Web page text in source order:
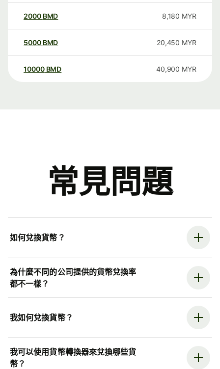
2000 BMD 8,180 MYR
5000 BMD 20,450 MYR
10000 BMD 40,900 MYR
常見問題
如何兌換貨幣？
為什麼不同的公司提供的貨幣兌換率
都不一樣？
我如何兌換貨幣？
我可以使用貨幣轉換器來兌換哪些貨
幣？